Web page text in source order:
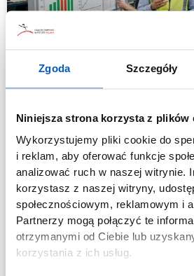
Zgoda Szczegóły
Niniejsza strona korzysta z plików
Wykorzystujemy pliki cookie do
i reklam, aby oferować funkcje
analizować ruch w naszej witrynie.
korzystasz z naszej witryny,
społecznościowym, reklamowym i
Partnerzy mogą połączyć te
otrzymanymi od Ciebie lub
korzystania z ich usług.
Transformacja
zarządzanie uratowało
opakowań
W świecie nowoczesnego biznesu,
zmian rynkowych potrafi
doświadczonych graczy, stabilność
się towarem luksusowym. Historia
producenta opakowań perfum
CZYTAJ WIECEJ